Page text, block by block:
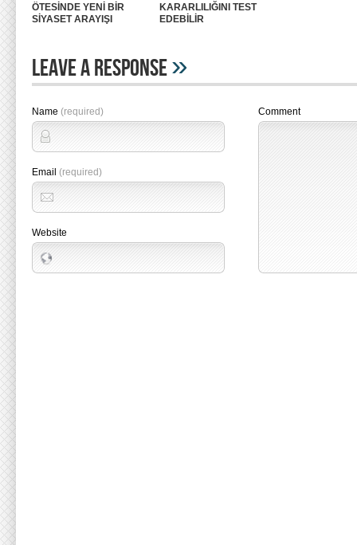
ÖTESİNDE YENİ BİR
SİYASET ARAYIŞI
KARARLILIĞINI TEST
EDEBİLİR
Leave A Response»
Name (required)
Email (required)
Website
Comment